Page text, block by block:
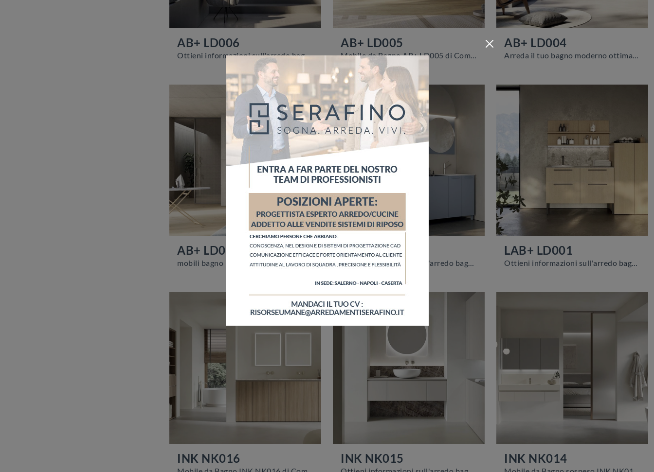
AB+ LD006
Ottieni informazioni sull'arredo bagno moderno: mobili bagno per lavanderia in melaminico come il modello AB+ LD006 di Compab ti aspettano.
AB+ LD005
Mobile da Bagno AB+ LD005 di Compab: clicca e scopri di più su mobili bagno per lavanderia in melaminico e accessori del brand.
AB+ LD004
Arreda il tuo bagno moderno ottimamente con AB+ LD004, mobili bagno per lavanderia e complementi in melaminico di Compab.
AB+ LD003
mobili bagno per lavanderia AB+ LD003 di Compab: scopri l'Arredo Bagno in laccato opaco moderno e arreda la stanza del benessere.
LAB+ LD002
Ottieni informazioni sull'arredo bagno moderno: mobili bagno per lavanderia in laccato opaco come il modello LAB+ LD002 di Compab ti aspettano.
LAB+ LD001
Ottieni informazioni sull'arredo bagno moderno: mobili bagno per lavanderia in melaminico come il modello LAB+ LD001 di Compab ti aspettano.
INK NK016 INK NK015 INK NK014